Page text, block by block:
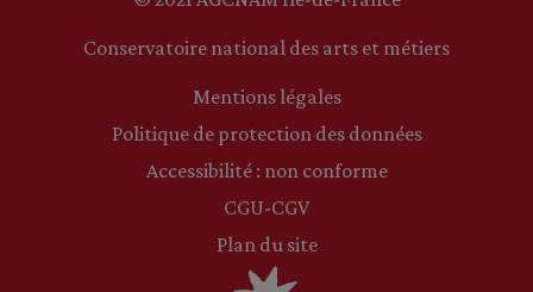
Conservatoire national des arts et métiers
Mentions légales
Politique de protection des données
Accessibilité : non conforme
CGU-CGV
Plan du site